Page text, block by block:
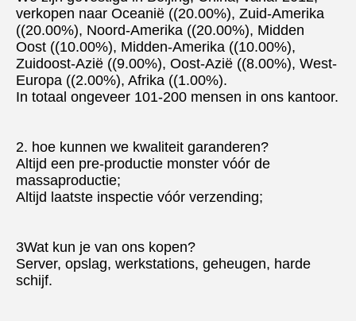
verkopen naar Oceanië ((20.00%), Zuid-Amerika
((20.00%), Noord-Amerika ((20.00%), Midden
Oost ((10.00%), Midden-Amerika ((10.00%),
Zuidoost-Azië ((9.00%), Oost-Azië ((8.00%), West-
Europa ((2.00%), Afrika ((1.00%).
In totaal ongeveer 101-200 mensen in ons kantoor.
2. hoe kunnen we kwaliteit garanderen?
Altijd een pre-productie monster vóór de
massaproductie;
Altijd laatste inspectie vóór verzending;
3Wat kun je van ons kopen?
Server, opslag, werkstations, geheugen, harde
schijf.